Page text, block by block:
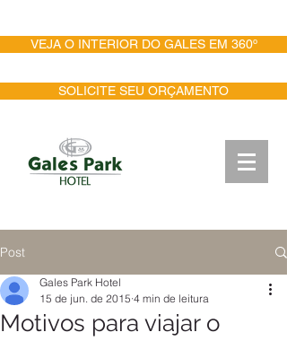
VEJA O INTERIOR DO GALES EM 360º
SOLICITE SEU ORÇAMENTO
Post
Motivos para viajar o
Gales Park Hotel
15 de jun. de 2015 4 min de leitura